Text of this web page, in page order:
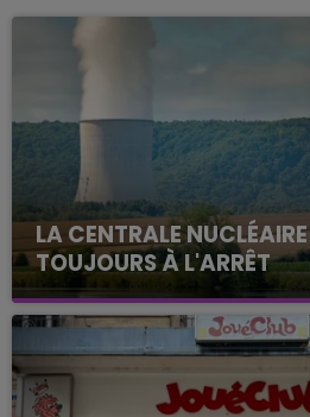
LA CENTRALE
TOUJOURS À L'ARRÊT
Cela fait déjà une semaine
nucléaire ardennaise est à
justifiée par la sécheresse
présente.